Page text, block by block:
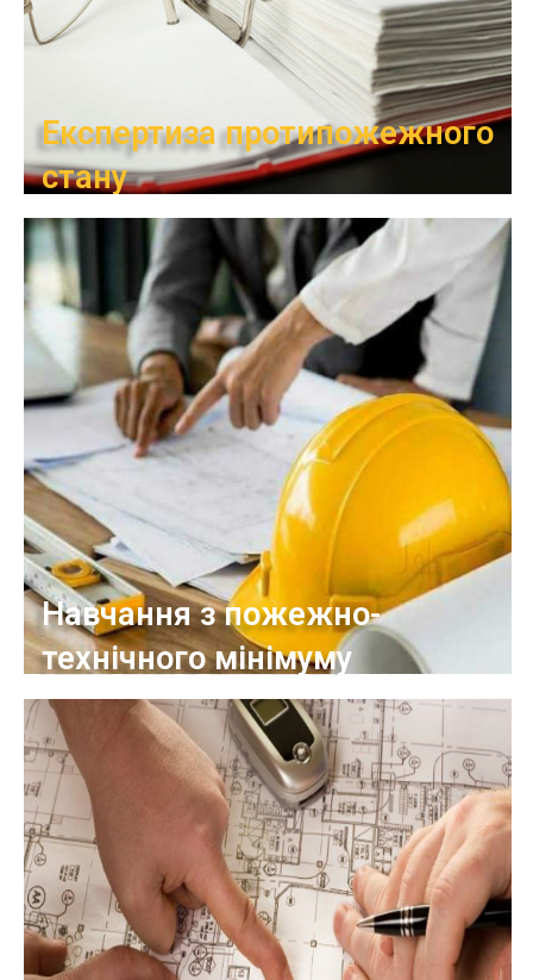
Експертиза протипожежного
стану
Навчання з пожежно-
технічного мінімуму